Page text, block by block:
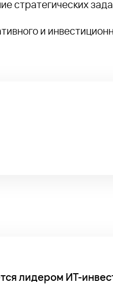
стратегических
и
лидером ИТ-